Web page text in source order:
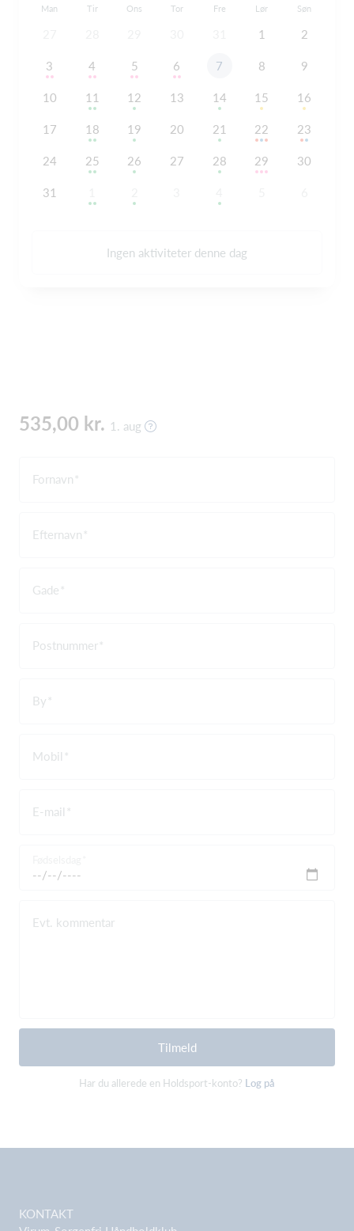
Man Tir Ons Tor Fre Lør Søn
1 2
3 4 5 6 7 8 9
10 11 12 13 14 15 16
17 18 19 20 21 22 23
24 25 26 27 28 29 30
31
Ingen aktiviteter denne dag
535,00 kr. 1. aug
Fornavn
Efternavn
Gade
Postnummer
By
Mobil
E-mail
Evt. kommentar
Tilmeld
Har du allerede en Holdsport-konto? Log på
KONTAKT